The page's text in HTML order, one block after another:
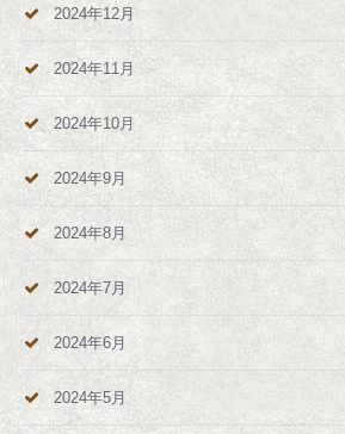
2024年12月
2024年11月
2024年10月
2024年9月
2024年8月
2024年7月
2024年6月
2024年5月